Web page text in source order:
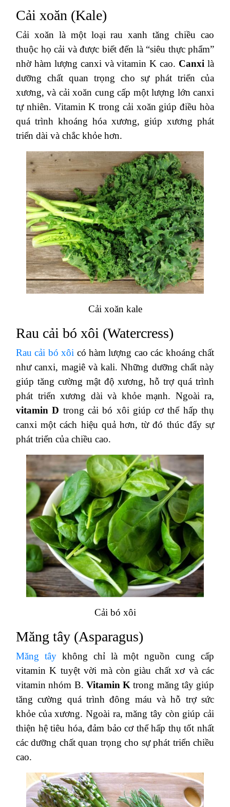
Cải xoăn (Kale)
Cải xoăn là một loại rau xanh tăng chiều cao
thuộc họ cải và được biết đến là “siêu thực phẩm”
nhờ hàm lượng canxi và vitamin K cao. Canxi là
dưỡng chất quan trọng cho sự phát triển của
xương, và cải xoăn cung cấp một lượng lớn canxi
tự nhiên. Vitamin K trong cải xoăn giúp điều hòa
quá trình khoáng hóa xương, giúp xương phát
triển dài và chắc khỏe hơn.
Cải xoăn kale
Rau cải bó xôi (Watercress)
Rau cải bó xôi có hàm lượng cao các khoáng chất
như canxi, magiê và kali. Những dưỡng chất này
giúp tăng cường mật độ xương, hỗ trợ quá trình
phát triển xương dài và khỏe mạnh. Ngoài ra,
vitamin D trong cải bó xôi giúp cơ thể hấp thụ
canxi một cách hiệu quả hơn, từ đó thúc đẩy sự
phát triển của chiều cao.
Cải bó xôi
Măng tây (Asparagus)
Măng tây không chỉ là một nguồn cung cấp
vitamin K tuyệt vời mà còn giàu chất xơ và các
vitamin nhóm B. Vitamin K trong măng tây giúp
tăng cường quá trình đông máu và hỗ trợ sức
khỏe của xương. Ngoài ra, măng tây còn giúp cải
thiện hệ tiêu hóa, đảm bảo cơ thể hấp thụ tốt nhất
các dưỡng chất quan trọng cho sự phát triển chiều
cao.